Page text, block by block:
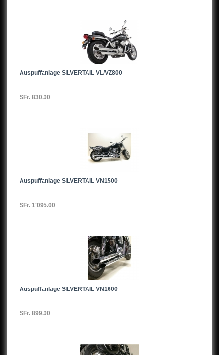
Auspuffanlage SILVERTAIL VL/VZ800
SFr. 830.00
Auspuffanlage SILVERTAIL VN1500
SFr. 1'095.00
Auspuffanlage SILVERTAIL VN1600
SFr. 899.00